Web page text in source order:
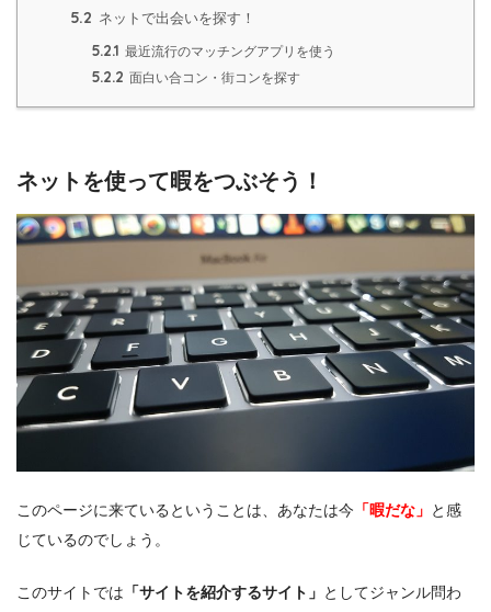
5.2 ネットで出会いを探す！
5.2.1 最近流行のマッチングアプリを使う
5.2.2 面白い合コン・街コンを探す
ネットを使って暇をつぶそう！
このページに来ているということは、あなたは今 「暇だな」 と感
じているのでしょう。
このサイトでは 「サイトを紹介するサイト」 としてジャンル問わ